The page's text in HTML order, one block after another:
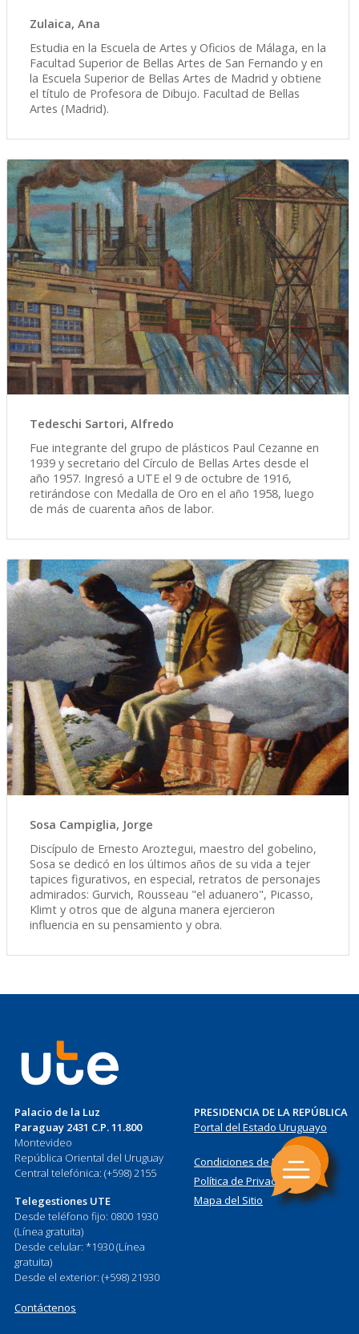
Zulaica, Ana
Estudia en la Escuela de Artes y Oficios de Málaga, en la
Facultad Superior de Bellas Artes de San Fernando y en
la Escuela Superior de Bellas Artes de Madrid y obtiene
el título de Profesora de Dibujo. Facultad de Bellas
Artes (Madrid).
Tedeschi Sartori, Alfredo
Fue integrante del grupo de plásticos Paul Cezanne en
1939 y secretario del Círculo de Bellas Artes desde el
año 1957. Ingresó a UTE el 9 de octubre de 1916,
retirándose con Medalla de Oro en el año 1958, luego
de más de cuarenta años de labor.
Sosa Campiglia, Jorge
Discípulo de Ernesto Aroztegui, maestro del gobelino,
Sosa se dedicó en los últimos años de su vida a tejer
tapices figurativos, en especial, retratos de personajes
admirados: Gurvich, Rousseau "el aduanero", Picasso,
Klimt y otros que de alguna manera ejercieron
influencia en su pensamiento y obra.
Palacio de la Luz
Paraguay 2431 C.P. 11.800
Montevideo
República Oriental del Uruguay
Central telefónica: (+598) 2155
Telegestiones UTE
Desde teléfono fijo: 0800 1930
(Línea gratuita)
Desde celular: *1930 (Línea
gratuita)
Desde el exterior: (+598) 21930
Contáctenos
PRESIDENCIA DE LA REPÚBLICA
Portal del Estado Uruguayo
Condiciones de Uso
Política de Privacidad
Mapa del Sitio